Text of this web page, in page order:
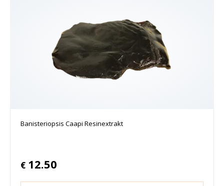
Banisteriopsis Caapi Resinextrakt
€ 12.50